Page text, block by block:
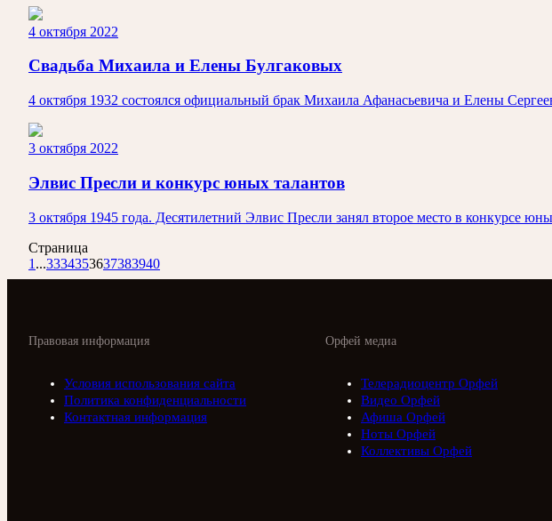
4 октября 2022
Свадьба Михаила и Елены Булгаковых
4 октября 1932 состоялся официальный брак Михаила Афанасьевича и Елены
3 октября 2022
Элвис Пресли и конкурс юных талантов
3 октября 1945 года. Десятилетний Элвис Пресли занял второе место в конкурсе
Страница
1 ...3334353637383940
Орфей медиа
Телерадиоцентр Орфей
Видео Орфей
Афиша Орфей
Ноты Орфей
Коллективы Орфей
Правовая информация
Условия использования сайта
Политика конфиденциальности
Контактная информация